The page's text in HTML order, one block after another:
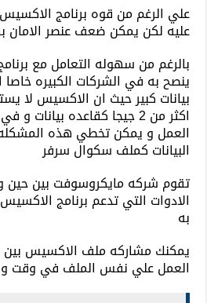
علي الرغم من قوه برنامج
عليه لكن يمكن ضعف عنصر الامان
بالرغم من سهوله التعامل مع
ينصح به في الشركات الكبيره
بيانات كبير حيث ان الاكسيس لا
اكثر من 2 جيجا كقاعده
العمل و يمكن تخطي هذه
البيانات كملف سكوال سرفر
تقوم شركه مايكروسوفت بين حين
الادوات التي تدعم برنامج
به
يمكنك مشاركه ملف الاكسيس بين
العمل علي نفس الملف في وقت